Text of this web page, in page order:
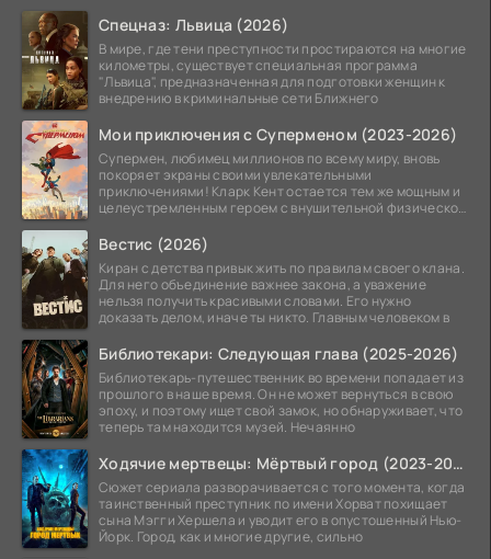
Спецназ: Львица (2026)
В мире, где тени преступности простираются на многие
километры, существует специальная программа
"Львица", предназначенная для подготовки женщин к
внедрению в криминальные сети Ближнего
Мои приключения с Суперменом (2023-2026)
Супермен, любимец миллионов по всему миру, вновь
покоряет экраны своими увлекательными
приключениями! Кларк Кент остается тем же мощным и
целеустремленным героем с внушительной физической
Вестис (2026)
Киран с детства привык жить по правилам своего клана.
Для него объединение важнее закона, а уважение
нельзя получить красивыми словами. Его нужно
доказать делом, иначе ты никто. Главным человеком в
Библиотекари: Следующая глава (2025-2026)
Библиотекарь-путешественник во времени попадает из
прошлого в наше время. Он не может вернуться в свою
эпоху, и поэтому ищет свой замок, но обнаруживает, что
теперь там находится музей. Нечаянно
Ходячие мертвецы: Мёртвый город (2023-2026)
Сюжет сериала разворачивается с того момента, когда
таинственный преступник по имени Хорват похищает
сына Мэгги Хершела и уводит его в опустошенный Нью-
Йорк. Город, как и многие другие, сильно